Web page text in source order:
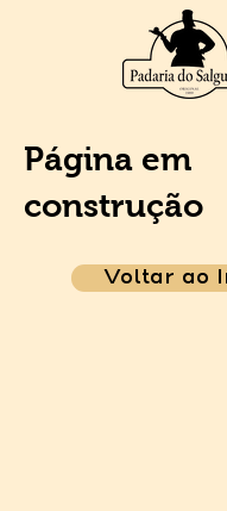
Página em
construção
Voltar ao